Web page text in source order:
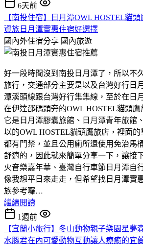
6天前
【南投住宿】日月潭OWL HOSTEL貓
資族日月潭實惠住宿好選擇
國內外住宿分享 國內旅遊
好一段時間沒到南投日月潭了，所以不
旅行，交通部分主要是以及台灣好行日
潭溪頭線跟台灣好行集集線，至於在日
在伊達邵碼頭旁的OWL HOSTEL貓頭
它是日月潭膠囊旅館、日月潭青年旅館
以的OWL HOSTEL貓頭鷹旅店，裡面
都有門禁，並且公用廁所還使用免治馬
舒適的，因此就來簡單分享一下，讓接
火音樂嘉年華、臺灣自行車節日月潭自
像我想平日來走走，但希望找日月潭實
族參考囉…
繼續閱讀
1週前
【宜蘭小旅行】冬山動物親子樂園星夢
水豚君在內可愛動物互動讓人療癒的宜